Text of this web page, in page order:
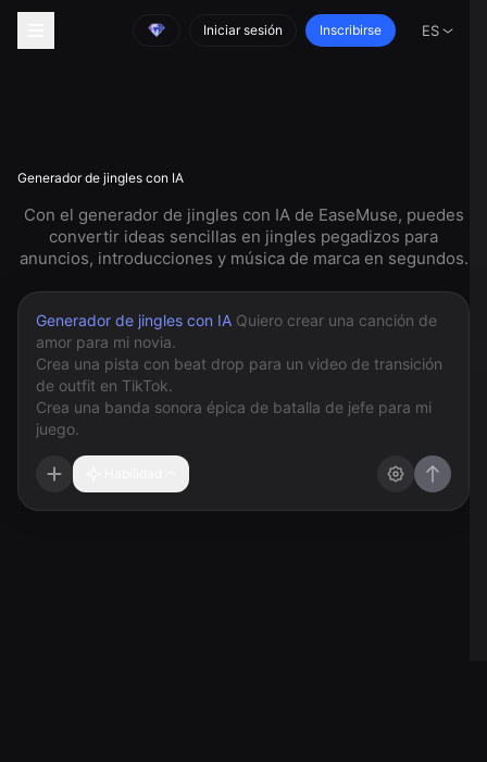
Iniciar sesión Inscribirse ES
Generador de jingles con IA
Con el generador de jingles con IA de EaseMuse, puedes
convertir ideas sencillas en jingles pegadizos para
anuncios, introducciones y música de marca en segundos.
Generador de jingles con IA